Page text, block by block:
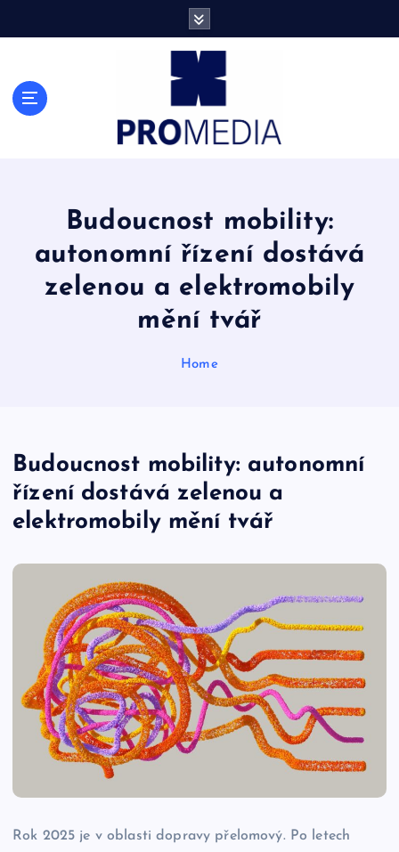
Finance, ekonomika a přehled informací
Budoucnost mobility:
autonomní řízení dostává
zelenou a elektromobily
mění tvář
Home
Budoucnost mobility: autonomní
řízení dostává zelenou a
elektromobily mění tvář
Rok 2025 je v oblasti dopravy přelomový. Po letech